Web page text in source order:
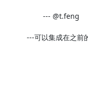
--- @t.feng
---可以集成在之前